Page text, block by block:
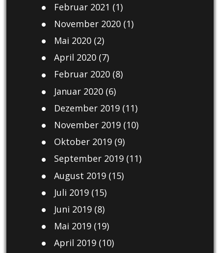
Februar 2021 (1)
November 2020(1)
Mai 2020(2)
April 2020(7)
Februar 2020(8)
Januar 2020(6)
Dezember 2019(11)
November 2019(10)
Oktober 2019(9)
September 2019(11)
August 2019(15)
Juli 2019(15)
Juni 2019(8)
Mai 2019(19)
April 2019(10)